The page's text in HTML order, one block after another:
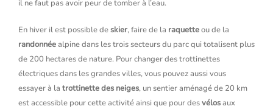
il ne faut pas avoir peur de tomber à l’eau.
En hiver il est possible deskier, faire de la raquetteou de la
randonnéealpine dans les trois secteurs du parc qui totalisent plus
de 200 hectares de nature. Pour changer des trottinettes
électriques dans les grandes villes, vous pouvez aussi vous
essayer à la trottinette des neiges, un sentier aménagé de 20 km
est accessible pour cette activité ainsi que pour desvélosaux